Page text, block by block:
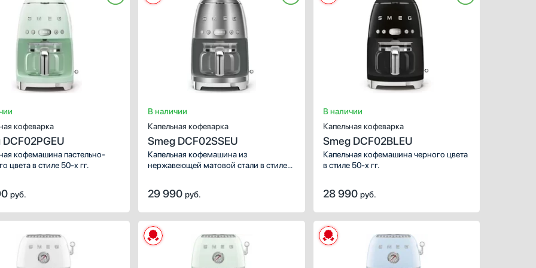
модели. Производители разместили
на корпусе кнопочные переключатели.
кофеварка
кофемашина пастельно-
цвета в стиле 50-х гг.
руб.
В наличии
Капельная кофеварка
Smeg DCF02SSEU
Капельная кофемашина из
нержавеющей матовой стали в стиле
29 990 руб.
В наличии
Капельная кофеварка
Smeg DCF02BLEU
Капельная кофемашина черного цвета
в стиле 50-х гг.
28 990 руб.